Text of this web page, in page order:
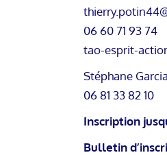
06 60 71 93 74
tao-esprit-
Stéphane Garcia
06 81 33 82 10
Inscription
Bulletin